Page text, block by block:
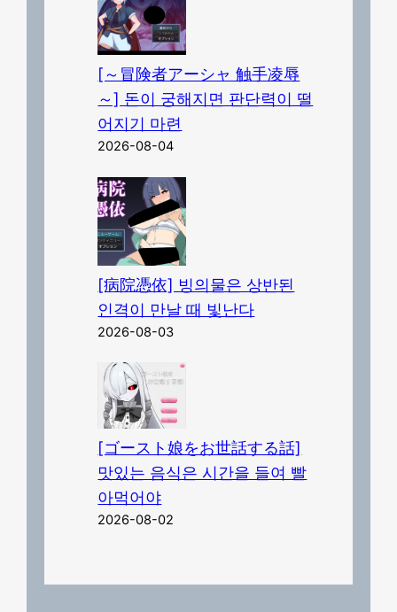
[～冒険者アーシャ 触手凌辱
～] 돈이 궁해지면 판단력이 떨
어지기 마련
2026-08-04
[病院憑依] 빙의물은 상반된
인격이 만날 때 빛난다
2026-08-03
[ゴースト娘をお世話する話]
맛있는 음식은 시간을 들여 빨
아먹어야
2026-08-02